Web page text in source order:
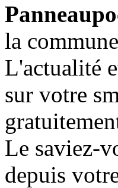
la
L'actualité
sur votre
Le saviez-
depuis